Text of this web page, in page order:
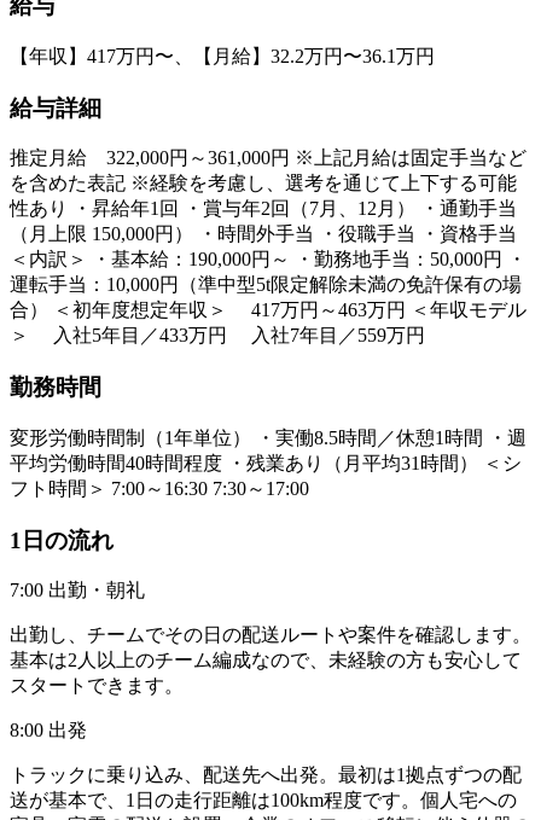
給与
【年収】417万円〜、【月給】32.2万円〜36.1万円
給与詳細
推定月給 322,000円～361,000円 ※上記月給は固定手当など
を含めた表記 ※経験を考慮し、選考を通じて上下する可能
性あり ・昇給年1回 ・賞与年2回（7月、12月） ・通勤手当
（月上限 150,000円） ・時間外手当 ・役職手当 ・資格手当
＜内訳＞ ・基本給：190,000円～ ・勤務地手当：50,000円 ・
運転手当：10,000円（準中型5t限定解除未満の免許保有の場
合） ＜初年度想定年収＞ 417万円～463万円 ＜年収モデル
＞ 入社5年目／433万円 入社7年目／559万円
勤務時間
変形労働時間制（1年単位） ・実働8.5時間／休憩1時間 ・週
平均労働時間40時間程度 ・残業あり（月平均31時間） ＜シ
フト時間＞ 7:00～16:30 7:30～17:00
1日の流れ
7:00 出勤・朝礼
出勤し、チームでその日の配送ルートや案件を確認します。
基本は2人以上のチーム編成なので、未経験の方も安心して
スタートできます。
8:00 出発
トラックに乗り込み、配送先へ出発。最初は1拠点ずつの配
送が基本で、1日の走行距離は100km程度です。個人宅への